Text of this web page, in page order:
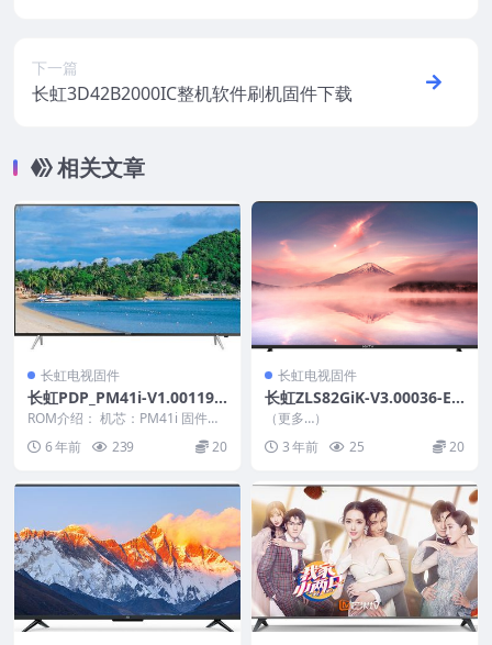
下一篇
长虹3D42B2000IC整机软件刷机固件下载
相关文章
长虹电视固件
长虹PDP_PM41i-V1.00119
整机原厂刷机固件下载
ROM介绍： 机芯：PM41i 固件版
本：V1.00119 适用机型：请以机
芯为...6 年前 239 20
长虹电视固件
长虹ZLS82GiK-V3.00036-E
MMC(20190514)刷机固件
（更多…）
3 年前
25 20